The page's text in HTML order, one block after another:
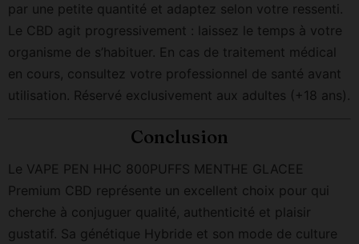
par une petite quantité et adaptez selon votre ressenti.
Le CBD agit progressivement : laissez le temps à votre
organisme de s’habituer. En cas de traitement médical
en cours, consultez votre professionnel de santé avant
utilisation. Réservé exclusivement aux adultes (+18 ans).
Conclusion
Le VAPE PEN HHC 800PUFFS MENTHE GLACEE
Premium CBD représente un excellent choix pour qui
cherche à conjuguer qualité, authenticité et plaisir
gustatif. Sa génétique Hybride et son mode de culture